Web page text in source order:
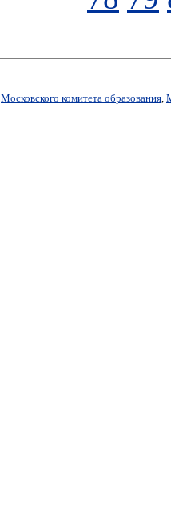
Московского комитета образования,